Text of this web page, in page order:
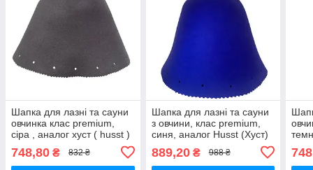
Шапка для лазні та сауни
овчинка клас premium,
сіра , аналог хуст ( husst )
748,80 ₴ 832 ₴
Шапка для лазні та сауни
з овчини, клас premium,
синя, аналог Husst (Хуст)
889,20₴ 988 ₴